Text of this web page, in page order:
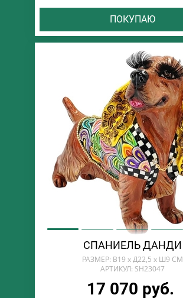
ПОКУПАЮ
СПАНИЕЛЬ ДАНДИ
РАЗМЕР: В19 х Д22,5 х Ш9 СМ
АРТИКУЛ: SH23047
17 070 руб.